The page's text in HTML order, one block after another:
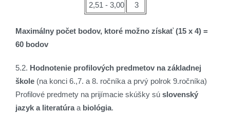
2,51 - 3,00
3
Maximálny počet bodov, ktoré možno získať (15 x 4) =
60 bodov
5.2. Hodnotenie profilových predmetov na základnej
škole (na konci 6.,7. a 8. ročníka a prvý polrok 9.ročníka)
Profilové predmety na prijímacie skúšky sú slovenský
jazyk a literatúraa biológia.